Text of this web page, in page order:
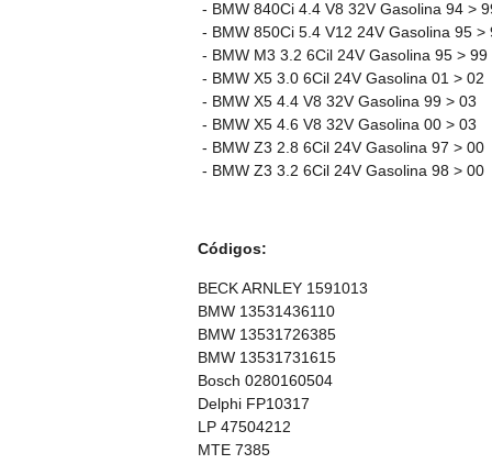
- BMW 840Ci 4.4 V8 32V Gasolina 94 >
- BMW 850Ci 5.4 V12 24V Gasolina 95 >
- BMW M3 3.2 6Cil 24V Gasolina 95 > 99
- BMW X5 3.0 6Cil 24V Gasolina 01 > 02
- BMW X5 4.4 V8 32V Gasolina 99 > 03
- BMW X5 4.6 V8 32V Gasolina 00 > 03
- BMW Z3 2.8 6Cil 24V Gasolina 97 > 00
- BMW Z3 3.2 6Cil 24V Gasolina 98 > 00
Códigos:
BECK ARNLEY 1591013
BMW 13531436110
BMW 13531726385
BMW 13531731615
Bosch 0280160504
Delphi FP10317
LP 47504212
MTE 7385